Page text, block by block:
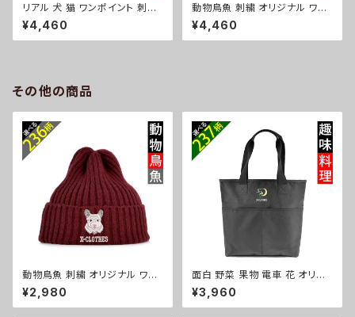
リアル 犬 猫 ワンポイント 刺繍
帽子 コットン ハンチング メンズ
レディース インナーメッシュ 雑
貨 グッズ 自社ブランド 柄 柴犬
cap68-b10-s
¥4,460
動物鳥魚 刺繍 オリジナル ワン
ポイント デニム ジェットキャップ
ウォッシュ加工 帽子 メンズ レデ
ィース ピグメント 雑貨 グッズ 自
¥4,460
その他の商品
動物鳥魚 刺繍 オリジナル ワン
ポイント ニット キャップ ワッチ
リブニット 帽子 ニット帽 リブ編
み メンズ レディース 秋冬 自社
¥2,980
面白 野菜 果物 電車 花 オリジ
ナル 刺繍 ワンポイント ナイロ
ン トートバッグ メンズ ハンドバ
ッグ 自社ブランド ロゴ グッズ
¥3,960